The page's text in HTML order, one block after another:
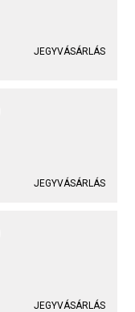
JEGYVÁSÁRLÁS
JEGYVÁSÁRLÁS
JEGYVÁSÁRLÁS